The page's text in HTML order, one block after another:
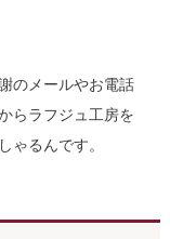
のメールやお電話
らラフジュ工房を
ゃるんです。